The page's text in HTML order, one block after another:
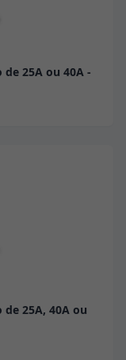
de 25A ou 40A -
de 25A, 40A ou